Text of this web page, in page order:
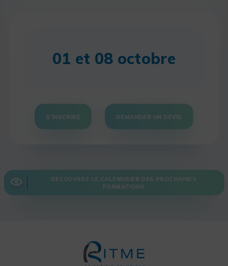
01 et 08 octobre
S'INSCRIRE DEMANDER UN DEVIS
DÉCOUVREZ LE CALENDRIER DES PROCHAINES
FORMATIONS